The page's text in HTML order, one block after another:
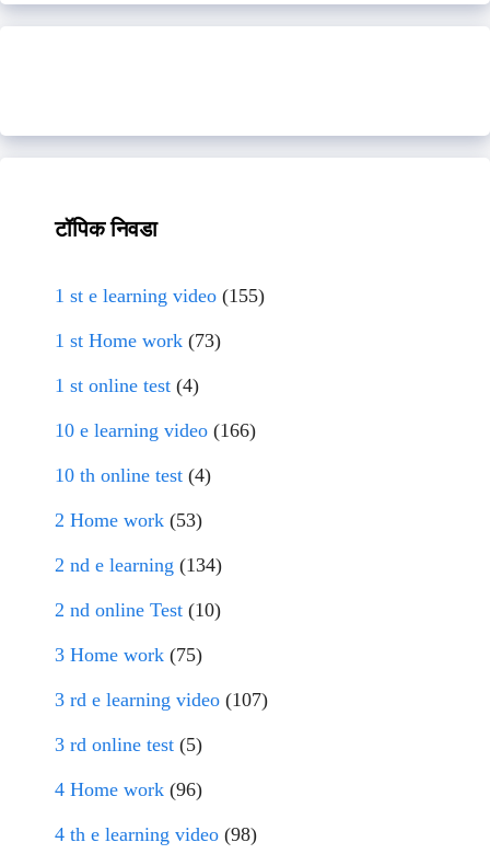
टॉपिक निवडा
1 st e learning video (155)
1 st Home work (73)
1 st online test (4)
10 e learning video (166)
10 th online test (4)
2 Home work (53)
2 nd e learning (134)
2 nd online Test (10)
3 Home work (75)
3 rd e learning video (107)
3 rd online test (5)
4 Home work (96)
4 th e learning video (98)